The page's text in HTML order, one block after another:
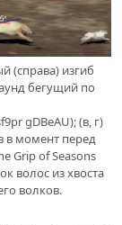
(справа) изгиб
бегущий по
gDBeAU); (в, г)
в момент перед
Grip of Seasons
волос из хвоста
волков.